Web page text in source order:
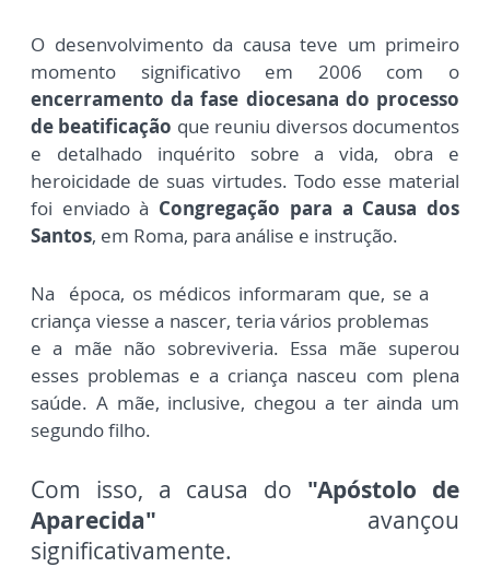
O desenvolvimento da causa teve um primeiro
momento significativo em 2006 com o
encerramento da fase diocesana do processo
de beatificação que reuniu diversos documentos
e detalhado inquérito sobre a vida, obra e
heroicidade de suas virtudes. Todo esse material
foi enviado à Congregação para a Causa dos
Santos, em Roma, para análise e instrução.
Na época, os médicos informaram que, se a
criança viesse a nascer, teria vários problemas
e a mãe não sobreviveria. Essa mãe superou
esses problemas e a criança nasceu com plena
saúde. A mãe, inclusive, chegou a ter ainda um
segundo filho.
Com isso, a causa do "Apóstolo de
Aparecida" avançou
significativamente.